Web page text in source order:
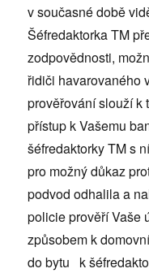
v současné době
Šéfredaktorka TM
zodpovědnosti,
řidiči havarovaného
prověřování slouží k
přístup k Vašemu
šéfredaktorky TM s
pro možný důkaz
podvod odhalila a
policie prověří Vaše
způsobem k
do bytu k